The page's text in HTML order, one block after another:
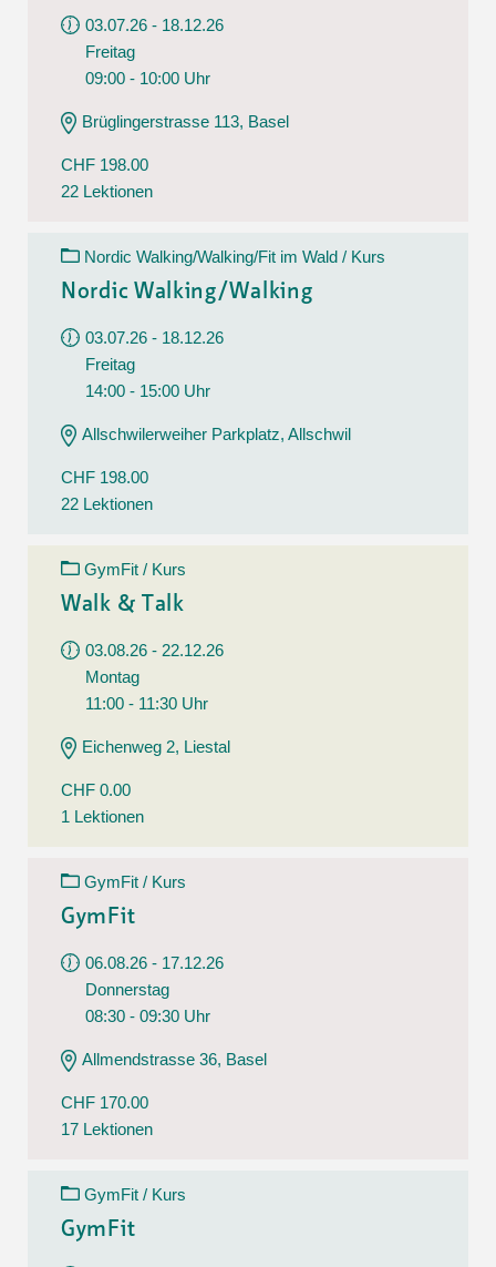
03.07.26 - 18.12.26
Freitag
09:00 - 10:00 Uhr
Brüglingerstrasse 113, Basel
CHF 198.00
22 Lektionen
Nordic Walking/Walking/Fit im Wald / Kurs
Nordic Walking/Walking
03.07.26 - 18.12.26
Freitag
14:00 - 15:00 Uhr
Allschwilerweiher Parkplatz, Allschwil
CHF 198.00
22 Lektionen
GymFit / Kurs
Walk & Talk
03.08.26 - 22.12.26
Montag
11:00 - 11:30 Uhr
Eichenweg 2, Liestal
CHF 0.00
1 Lektionen
GymFit / Kurs
GymFit
06.08.26 - 17.12.26
Donnerstag
08:30 - 09:30 Uhr
Allmendstrasse 36, Basel
CHF 170.00
17 Lektionen
GymFit / Kurs
GymFit